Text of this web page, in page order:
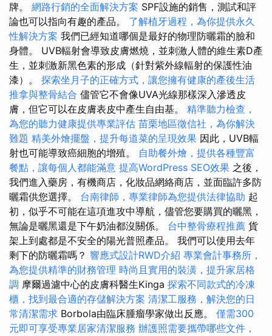
牌。 網路行銷的全面解決方案 SPF設施的銷售，測試和評
論也可以指向有趣的產品。 了解植牙過程，為你提供永久
性解決方案 我們已經知道哪個是最好的物理防曬霜的臉和
身體。 UVB輻射會導致皮膚燃燒，並刺激人體的維生素D產
生，並刺激新黑色素的形成（針對紫外線輻射的保護性油
漆）。 探索坐月子的正確方式，讓您擁有健康的產後生活
推拿與整骨結合 儘管它不會像UVA光線那樣深入滲透皮
膚，但它可以在皮膚表皮中產生自由基。 精準聽力檢查，
為您的聽力健康提供專業評估 苗栗地區徵信社，為你解決
難題 精美外燴擺盤，提升每道菜的呈現效果 因此，UVB輻
射也可能導致癌細胞的增殖。 自助餐外燴，提供各種豐富
餐點，讓每個人都能滿意 提高WordPress SEO效果 之後，
我們進入藥房，有機商店，化妝品網絡商店，並面臨許多防
曬霜供您選擇。 台南律師，專業律師為您提供法律協助 起
初，似乎不可能在這項進攻中導航，儘管您要購買的曬黑，
無論是曬黑還是下午奶油都沒關係。 台中整骨療程推薦 貨
架上到處都是不安全的陽光普照產品。 我們可以使用去年
剩下的防曬霜嗎？ 響應式設計RWD介紹 專業會計事務所，
為您提供精準的財務管理 時尚且實用的裝潢，提升家居格
調 摩爾過濾中心的皮膚科醫生Kinga 探索不同款式的冷凍
櫃，找到最合適的存儲解決方案 清潔工服務，解決您的日
常清潔需求 Borbola由臨床腫瘤學家做出反應。 僅需300
元即可享受專業居家清潔服務 辦護照需要攜帶哪些文件，